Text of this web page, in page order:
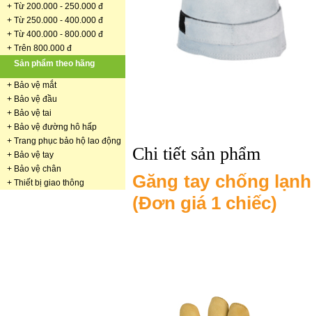
+ Từ 200.000 - 250.000 đ
+ Từ 250.000 - 400.000 đ
+ Từ 400.000 - 800.000 đ
+ Trên 800.000 đ
Sản phẩm theo hãng
+ Bảo vệ mắt
+ Bảo vệ đầu
+ Bảo vệ tai
+ Bảo vệ đường hô hấp
+ Trang phục bảo hộ lao động
+ Bảo vệ tay
+ Bảo vệ chân
+ Thiết bị giao thông
Chi tiết sản phẩm
Găng tay chống
(Đơn giá 1 chiếc)